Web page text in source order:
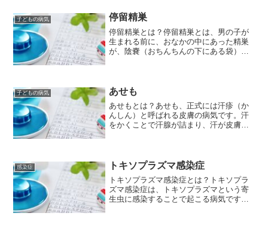
子どもの病気 停留精巣
停留精巣とは？停留精巣とは、男の子が
生まれる前に、おなかの中にあった精巣
が、陰嚢（おちんちんの下にある袋）ま
です。停留精巣の原因停...
子どもの病気 あせも
あせもとは？あせも、正式には汗疹（か
んしん）と呼ばれる皮膚の病気です。汗
をかくことで汗腺が詰まり、汗が皮膚の
かいたときに起こりやすい...
感染症 トキソプラズマ感染症
トキソプラズマ感染症とは？トキソプラ
ズマ感染症は、トキソプラズマという寄
生虫に感染することで起こる病気です。